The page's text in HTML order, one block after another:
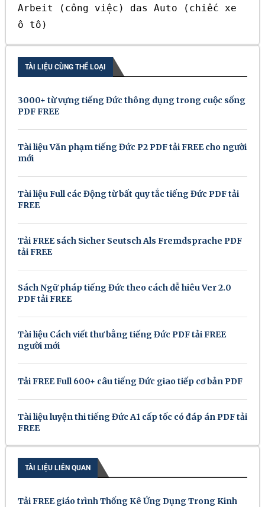
Arbeit (công việc) das Auto (chiếc xe
ô tô)
TÀI LIỆU CÙNG THỂ LOẠI
3000+ từ vựng tiếng Đức thông dụng trong cuộc sống
PDF FREE
Tài liệu Văn phạm tiếng Đức P2 PDF tải FREE cho người
mới
Tài liệu Full các Động từ bất quy tắc tiếng Đức PDF tải
FREE
Tải FREE sách Sicher Seutsch Als Fremdsprache PDF
tải FREE
Sách Ngữ pháp tiếng Đức theo cách dễ hiêu Ver 2.0
PDF tải FREE
Tài liệu Cách viết thư bằng tiếng Đức PDF tải FREE
người mới
Tải FREE Full 600+ câu tiếng Đức giao tiếp cơ bản PDF
Tài liệu luyện thi tiếng Đức A1 cấp tốc có đáp án PDF tải
FREE
TÀI LIỆU LIÊN QUAN
Tải FREE giáo trình Thống Kê Ứng Dụng Trong Kinh